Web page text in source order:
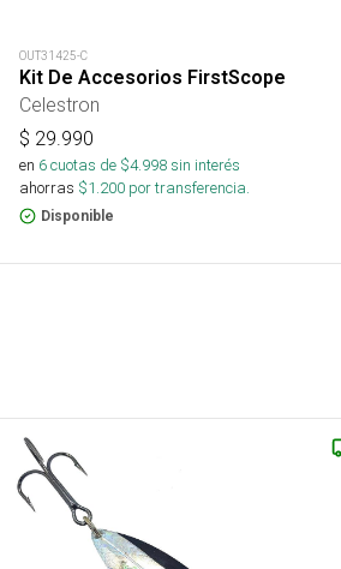
OUT31425-C
Kit De Accesorios FirstScope
Celestron
$ 29.990
en 6cuotas de $4.998sin interés
ahorras $1.200 por transferencia.
Disponible